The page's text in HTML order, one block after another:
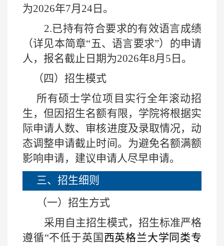
为2026年7月 24 日。
2.已持有符合要求的有效语言成绩
（详见本简章“五、语言要求”）的申请
人，报名截止日期为2026年8月 5 日。
（四）招生模式
所有硕士学位项目实行全年滚动招
生，但因招生名额有限，学院将根据实
际申请人数、审核进度及录取情况，动
态调整申请截止时间。为避免名额满额
影响申请，建议申请人尽早申请。
三、招生细则
（一）招生方式
采用自主招生模式，招生标准严格
遵循“不低于英国 西英格兰大学同类专